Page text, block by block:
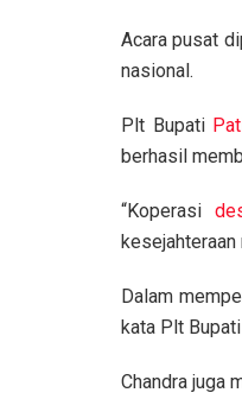
Acara pusat
nasional.
Plt Bupati
berhasil
“Koperasi
kesejahteraan
Dalam
kata Plt Bupati
Chandra juga